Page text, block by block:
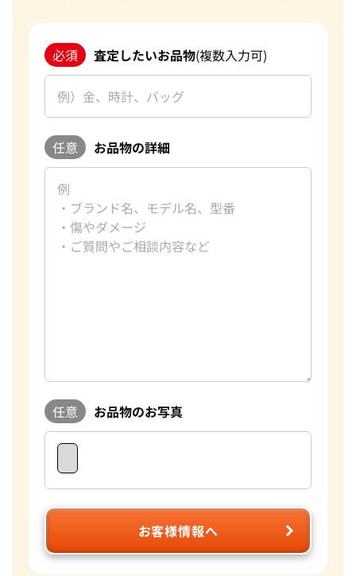
必須 査定したいお品物(複数入力可)
任意 お品物の詳細
任意 お品物のお写真
お客様情報へ